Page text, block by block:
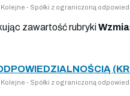
- Spółki z ograniczoną
zawartość rubryki
- Spółki z ograniczoną